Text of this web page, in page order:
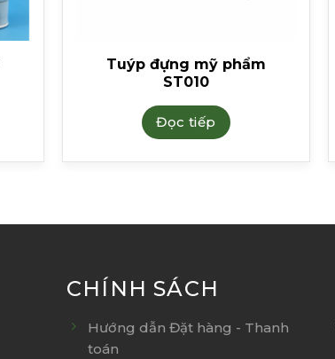
Tuýp đựng mỹ phẩm
ST010
Đọc tiếp
CHÍNH SÁCH
Hướng dẫn Đặt hàng - Thanh
toán